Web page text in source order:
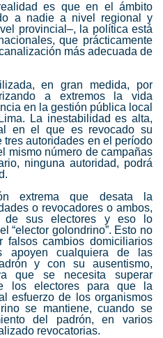
es que en el ámbito
a nadie a nivel regional y
provincial–, la política está
que prácticamente
más adecuada de
en gran medida, por
a extremos la vida
en la gestión pública local
La inestabilidad es alta,
en el que es revocado su
autoridades en el período
mismo número de campañas
ninguna autoridad, podrá
extrema que desata la
o revocadores o ambos,
de sus electores y eso lo
“elector golondrino”. Esto no
falsos cambios domiciliarios
apoyen cualquiera de las
y con su ausentismo,
que se necesita superar
los electores para que la
esfuerzo de los organismos
se mantiene, cuando se
del padrón, en varios
revocatorias.